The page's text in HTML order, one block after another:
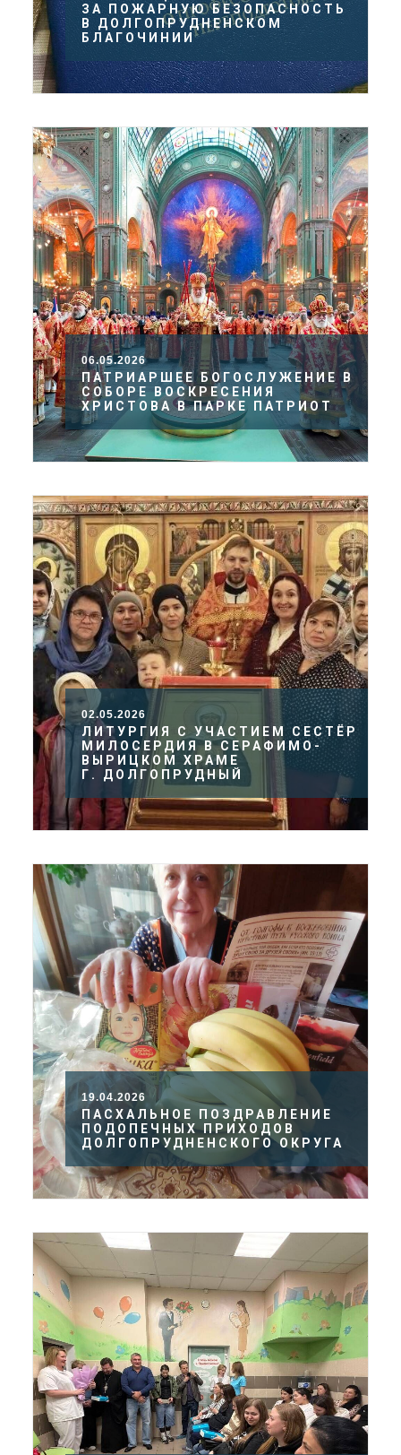
ЗА ПОЖАРНУЮ БЕЗОПАСНОСТЬ
В ДОЛГОПРУДНЕНСКОМ
БЛАГОЧИНИИ
06.05.2026
ПАТРИАРШЕЕ БОГОСЛУЖЕНИЕ В
СОБОРЕ ВОСКРЕСЕНИЯ
ХРИСТОВА В ПАРКЕ ПАТРИОТ
02.05.2026
ЛИТУРГИЯ С УЧАСТИЕМ СЕСТЁР
МИЛОСЕРДИЯ В СЕРАФИМО-
ВЫРИЦКОМ ХРАМЕ
Г. ДОЛГОПРУДНЫЙ
19.04.2026
ПАСХАЛЬНОЕ ПОЗДРАВЛЕНИЕ
ПОДОПЕЧНЫХ ПРИХОДОВ
ДОЛГОПРУДНЕНСКОГО ОКРУГА